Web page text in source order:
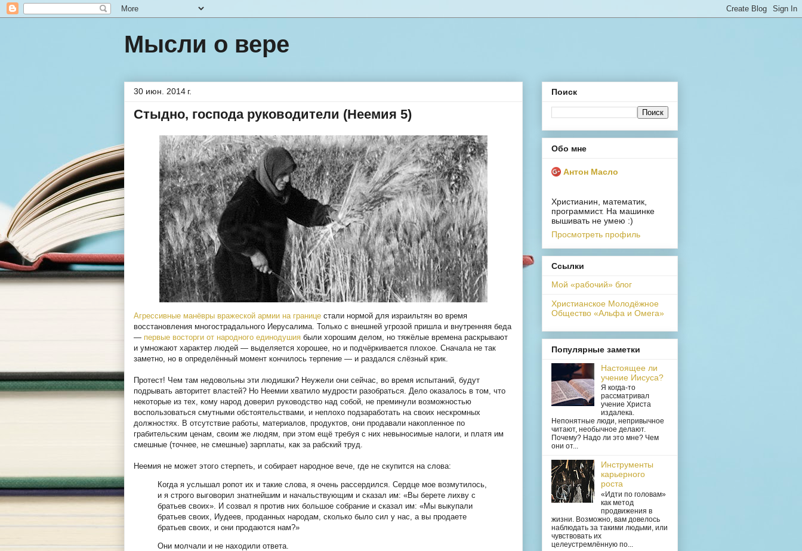
Мысли о вере
30 июн. 2014 г.
Стыдно, господа руководители (Неемия 5)
Агрессивные манёвры вражеской армии на границе стали нормой для израильтян во время
восстановления многострадального Иерусалима. Только с внешней угрозой пришла и внутренняя беда
— первые восторги от народного единодушия были хорошим делом, но тяжёлые времена раскрывают
и умножают характер людей — выделяется хорошее, но и подчёркивается плохое. Сначала не так
заметно, но в определённый момент кончилось терпение — и раздался слёзный крик.
Протест! Чем там недовольны эти людишки? Неужели они сейчас, во время испытаний, будут
подрывать авторитет властей? Но Неемии хватило мудрости разобраться. Дело оказалось в том, что
некоторые из тех, кому народ доверил руководство над собой, не преминули возможностью
воспользоваться смутными обстоятельствами, и неплохо подзаработать на своих нескромных
должностях. В отсутствие работы, материалов, продуктов, они продавали накопленное по
грабительским ценам, своим же людям, при этом ещё требуя с них невыносимые налоги, и платя им
смешные (точнее, не смешные) зарплаты, как за рабский труд.
Неемия не может этого стерпеть, и собирает народное вече, где не скупится на слова:
Когда я услышал ропот их и такие слова, я очень рассердился. Сердце мое возмутилось,
и я строго выговорил знатнейшим и начальствующим и сказал им: «Вы берете лихву с
братьев своих». И созвал я против них большое собрание и сказал им: «Мы выкупали
братьев своих, Иудеев, проданных народам, сколько было сил у нас, а вы продаете
братьев своих, и они продаются нам?»
Они молчали и не находили ответа.
Поиск
Обо мне
Антон Масло
Христианин, математик,
программист. На машинке
вышивать не умею :)
Просмотреть профиль
Ссылки
Мой «рабочий» блог
Христианское Молодёжное
Общество «Альфа и Омега»
Популярные заметки
Настоящее ли
учение Иисуса?
Я когда-то
рассматривал
учение Христа
издалека.
Непонятные люди, непривычное
читают, необычное делают.
Почему? Надо ли это мне? Чем
они от...
Инструменты
карьерного
роста
«Идти по головам»
как метод
продвижения в
жизни. Возможно, вам довелось
наблюдать за такими людьми, или
чувствовать их
целеустремлённую по...